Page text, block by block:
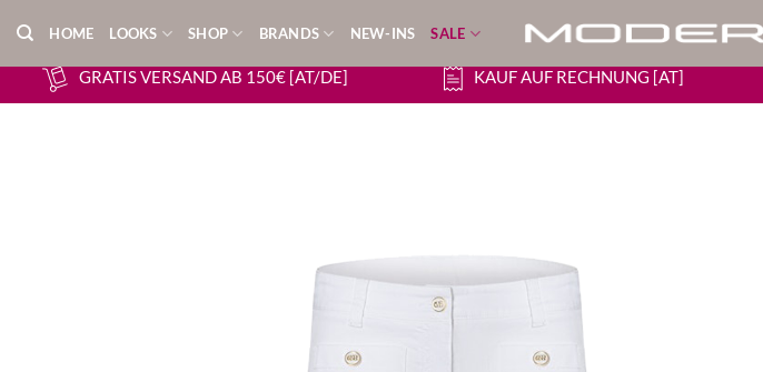
Inhalt
springen
HOME LOOKS SHOP BRANDS NEW-INS SALE
GRATIS VERSAND AB 150€ [AT/DE] KAUF AUF RECHNUNG [AT]